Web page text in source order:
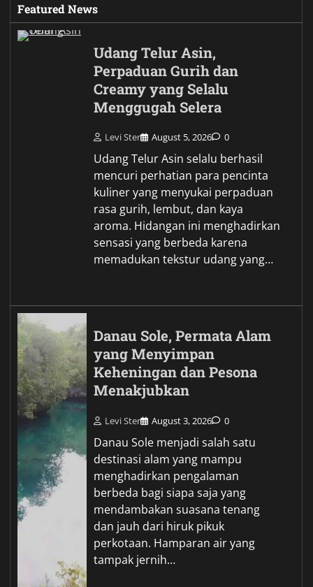
Featured News
Udang Telur Asin,
Perpaduan Gurih dan
Creamy yang Selalu
Menggugah Selera
Levi Ster August 5, 2026 0
Udang Telur Asin selalu berhasil
mencuri perhatian para pencinta
kuliner yang menyukai perpaduan
rasa gurih, lembut, dan kaya
aroma. Hidangan ini menghadirkan
sensasi yang berbeda karena
memadukan tekstur udang yang…
Danau Sole, Permata Alam
yang Menyimpan
Keheningan dan Pesona
Menakjubkan
Levi Ster August 3, 2026 0
Danau Sole menjadi salah satu
destinasi alam yang mampu
menghadirkan pengalaman
berbeda bagi siapa saja yang
mendambakan suasana tenang
dan jauh dari hiruk pikuk
perkotaan. Hamparan air yang
tampak jernih…